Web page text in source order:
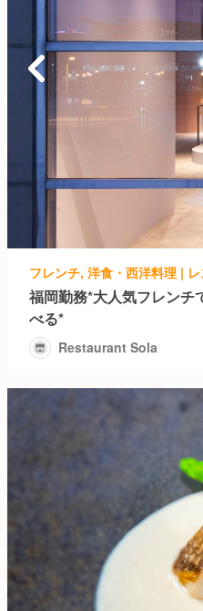
福岡勤務*大人気フレンチ
べる*
Restaurant Sola